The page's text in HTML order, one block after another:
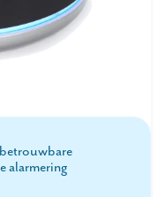
alarmering